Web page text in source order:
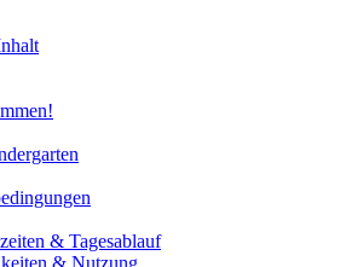
Bad Blumau
& Tagesablauf
& Nutzung